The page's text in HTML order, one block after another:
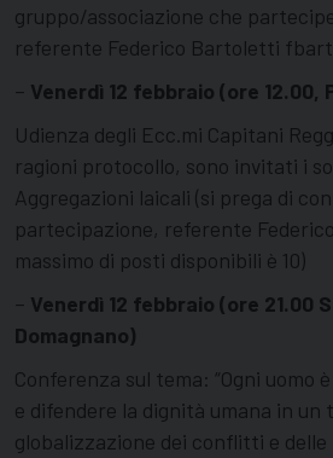
gruppo/associazione che
referente Federico Bartoletti
– Venerdì 12 febbraio (ore 12.00,
Udienza degli Ecc.mi Capitani
ragioni protocollo, sono invitati i
Aggregazioni laicali (si prega di
partecipazione, referente
massimo di posti disponibili è 10)
– Venerdì 12 febbraio (ore 21.00
Domagnano)
Conferenza sul tema: “Ogni uomo
e difendere la dignità umana in
globalizzazione dei conflitti e delle